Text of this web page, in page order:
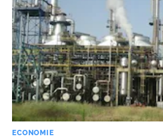
ECONOMIE